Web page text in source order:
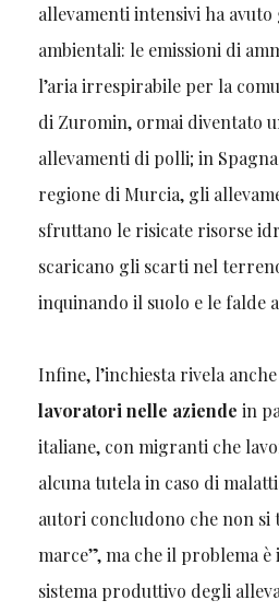
allevamenti intensivi ha avuto
ambientali: le emissioni di
l’aria irrespirabile per la
di Zuromin, ormai diventato
allevamenti di polli; in
regione di Murcia, gli
sfruttano le risicate risorse
scaricano gli scarti nel
inquinando il suolo e le falde
Infine, l’inchiesta rivela
lavoratori nelle aziende in
italiane, con migranti che
alcuna tutela in caso di
autori concludono che non si
marce”, ma che il problema
sistema produttivo degli